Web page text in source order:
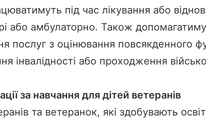
під час лікування або
або амбулаторно. Також
послуг з оцінювання повсякденного
інвалідності або проходження
за навчання для дітей ветеранів
та ветеранок, які здобувають